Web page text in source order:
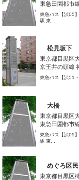
東急田園都市
東急バス【渋05
駅 東...
松見坂下
東京都目黒区
京王井の頭線
東急バス【渋51
大橋
東京都目黒区
東急田園都市
東急バス【渋05
駅 東...
めぐろ区
東京都目黒区